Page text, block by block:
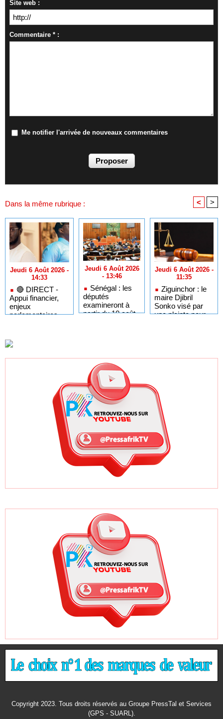
Site web :
Commentaire * :
Me notifier l'arrivée de nouveaux commentaires
Dans la même rubrique : < >
Jeudi 6 Août 2026 -
14:33
🔴​ DIRECT -
Appui financier,
enjeux
parlementaires,
Jeudi 6 Août 2026
- 13:46
Sénégal : les
députés
examineront à
partir du 10 août
Jeudi 6 Août 2026 -
11:35
Ziguinchor : le
maire Djibril
Sonko visé par
une plainte pour
Copyright 2023. Tous droits réservés au Groupe PressTal et Services
(GPS - SUARL).